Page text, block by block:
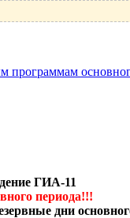
программам
ГИА-11
периода!!!
дни